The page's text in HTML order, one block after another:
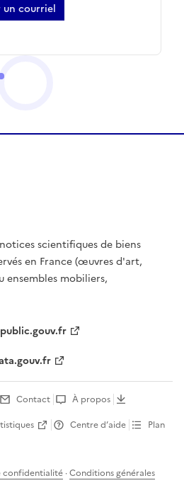
un courriel
scientifiques de biens
en France (œuvres d'art,
ensembles mobiliers,
Contact
À propos
Centre d’aide
Plan
confidentialité ·Conditions générales